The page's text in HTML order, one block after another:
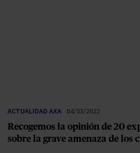
ACTUALIDAD AXA 04/03/2022
Recogemos la opinión de 20
sobre la grave amenaza de los